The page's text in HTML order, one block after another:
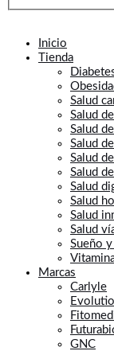
Inicio
Tienda
Salud
Salud
Salud
Salud
Salud
Salud
Salud
Salud
Salud
Salud
Sueño
Marcas
Carlyle
GNC